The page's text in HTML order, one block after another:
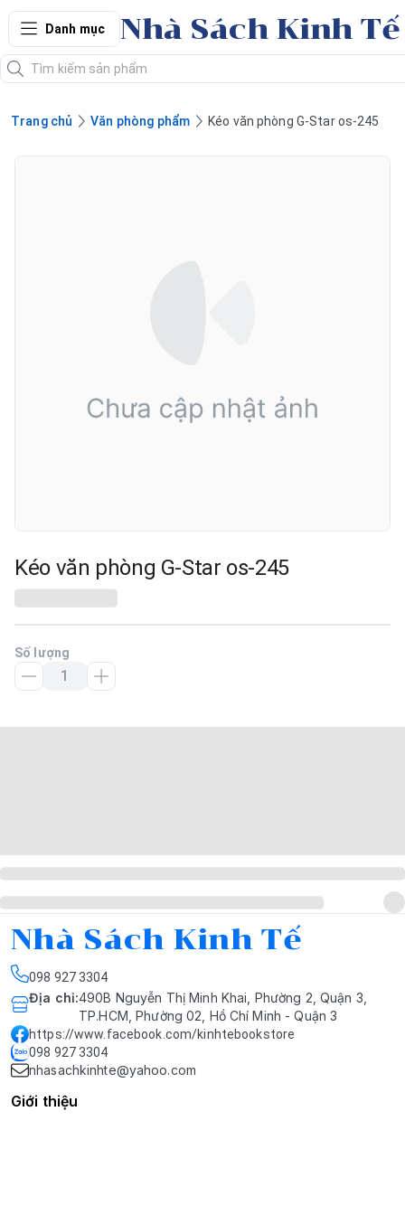
Danh mục Nhà Sách Kinh Tế
Trang chủ Văn phòng phẩm Kéo văn phòng G-Star os-245
Kéo văn phòng G-Star os-245
Số lượng
Nhà Sách Kinh Tế
098 927 3304
Địa chỉ:490B Nguyễn Thị Minh Khai, Phường 2, Quận 3,
TP.HCM, Phường 02, Hồ Chí Minh - Quận 3
https://www.facebook.com/kinhtebookstore
098 927 3304
nhasachkinhte@yahoo.com
Giới thiệu